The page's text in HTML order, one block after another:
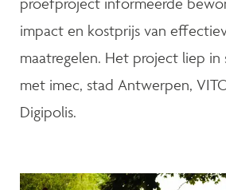
impact en kostprijs van
maatregelen. Het project liep in
met imec, stad Antwerpen,
Digipolis.